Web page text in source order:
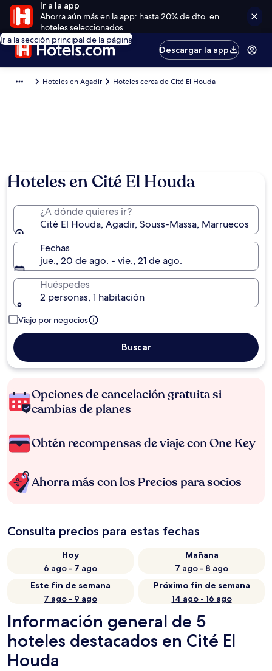
Ir a la app
Ahorra aún más en la app: hasta 20% de dto. en
hoteles seleccionados
Ir a la sección principal de la página
Descargar la app
Hoteles en Agadir Hoteles cerca de Cité El Houda
Hoteles en Cité El Houda
¿A dónde quieres ir?
Cité El Houda, Agadir, Souss-Massa, Marruecos
Fechas
jue., 20 de ago. - vie., 21 de ago.
Huéspedes
2 personas, 1 habitación
Viajo por negocios
Buscar
Opciones de cancelación gratuita si
cambias de planes
Obtén recompensas de viaje con One Key
Ahorra más con los Precios para socios
Consulta precios para estas fechas
Hoy
6 ago - 7 ago
Mañana
7 ago - 8 ago
Este fin de semana
7 ago - 9 ago
Próximo fin de semana
14 ago - 16 ago
Información general de 5
hoteles destacados en Cité El
Houda